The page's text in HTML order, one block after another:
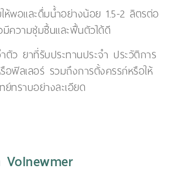
ห้พอและดื่มน้ำอย่างน้อย 1.5-2 ลิตรต่อ
ความชุ่มชื้นและฟื้นตัวได้ดี
ตัว ยาที่รับประทานประจำ ประวัติการ
อฟิลเลอร์ รวมถึงการตั้งครรภ์หรือให้
ทราบอย่างละเอียด